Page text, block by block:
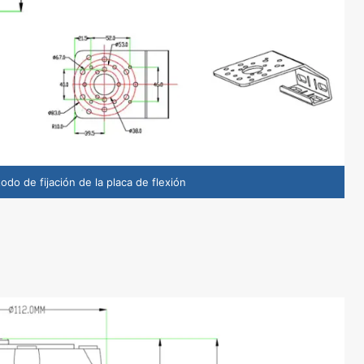
de fijación de la placa de flexión